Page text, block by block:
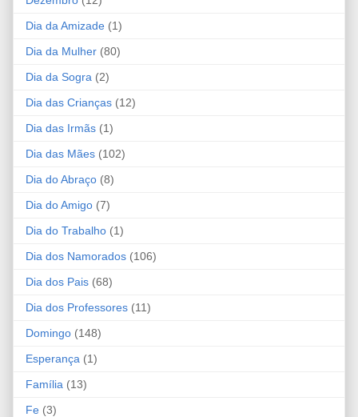
Dia da Amizade (1)
Dia da Mulher (80)
Dia da Sogra (2)
Dia das Crianças (12)
Dia das Irmãs (1)
Dia das Mães (102)
Dia do Abraço (8)
Dia do Amigo (7)
Dia do Trabalho (1)
Dia dos Namorados (106)
Dia dos Pais (68)
Dia dos Professores (11)
Domingo (148)
Esperança (1)
Família (13)
Fe (3)